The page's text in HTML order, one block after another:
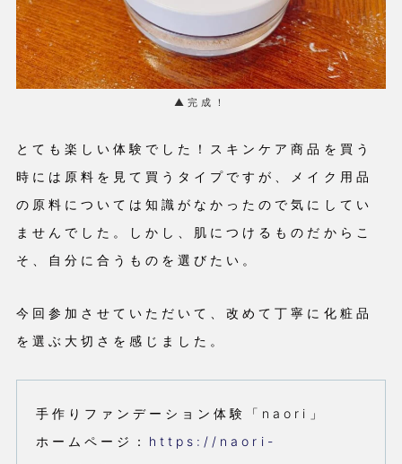
▲完成！
とても楽しい体験でした！スキンケア商品を買う
時には原料を見て買うタイプですが、メイク用品
の原料については知識がなかったので気にしてい
ませんでした。しかし、肌につけるものだからこ
そ、自分に合うものを選びたい。
今回参加させていただいて、改めて丁寧に化粧品
を選ぶ大切さを感じました。
手作りファンデーション体験「naori」
ホームページ： https://naori-